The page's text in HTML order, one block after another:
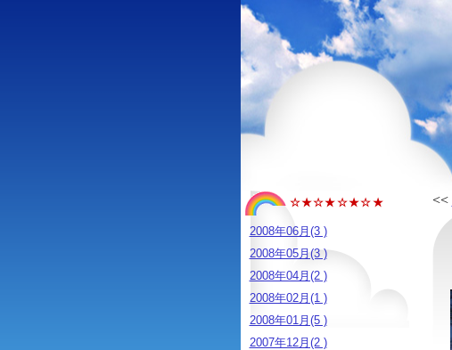
☆★☆★☆★☆★
2008年06月(3 )
2008年05月(3 )
2008年04月(2 )
2008年02月(1 )
2008年01月(5 )
2007年12月(2 )
<<